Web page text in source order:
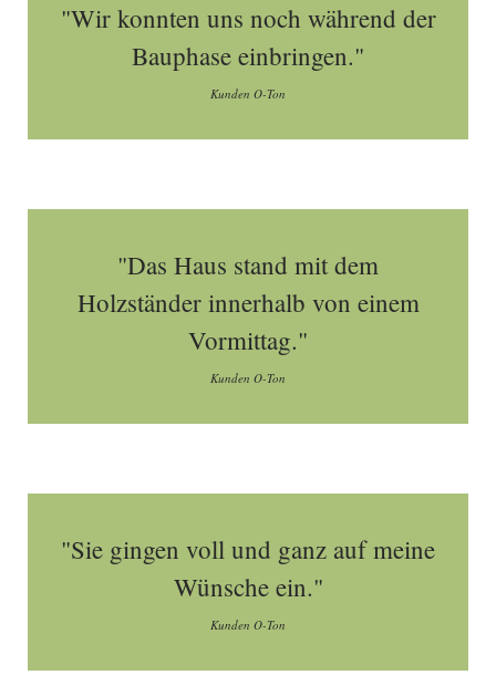
"Wir konnten uns noch während der
Bauphase einbringen."
Kunden O-Ton
"Das Haus stand mit dem
Holzständer innerhalb von einem
Vormittag."
Kunden O-Ton
"Sie gingen voll und ganz auf meine
Wünsche ein."
Kunden O-Ton